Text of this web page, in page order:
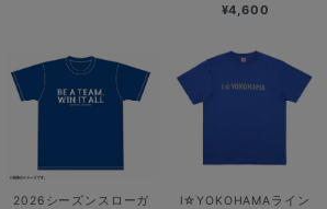
¥4,600
2026シーズンスローガ
I☆YOKOHAMAライン